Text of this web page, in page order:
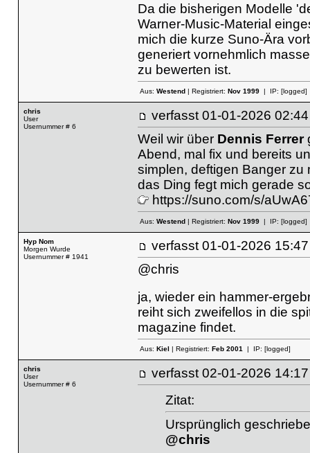
Da die bisherigen Modelle
Warner-Music-Material
mich die kurze Suno-Ära
generiert vornehmlich
zu bewerten ist.
Aus: Westend| Registriert: Nov 1999| IP: [logged]
chris
User
Usernummer # 6
verfasst 01-01-2026
Weil wir über Dennis Ferrer
Abend, mal fix und bereits
simplen, deftigen Banger zu
das Ding fegt mich gerade
https://suno.com/s/
Aus: Westend| Registriert: Nov 1999| IP: [logged]
Hyp Nom
Morgen Wurde
Usernummer # 1941
verfasst 01-01-2026
@chris
ja, wieder ein hammer-
reiht sich zweifellos in die
magazine findet.
Aus: Kiel | Registriert: Feb 2001| IP: [logged]
chris
User
Usernummer # 6
verfasst 02-01-2026
Zitat:
Ursprünglich
@chris